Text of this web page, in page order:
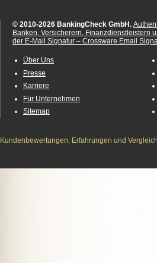
© 2010-2026 BankingCheck GmbH.
Banken, Versicherern, Finanzdienstleistern
der E-Mail Signatur – Crossware Email
Über Uns
Presse
Karriere
Für Unternehmen
Sitemap
Kundenbewertungen, Erfahrungen und